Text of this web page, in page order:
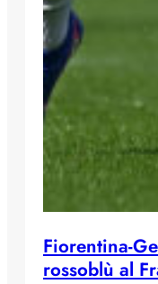
Fiorentina-
rossoblù al